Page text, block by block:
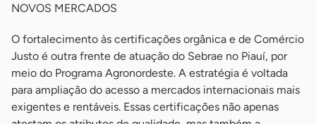
NOVOS MERCADOS
O fortalecimento às certificações orgânica e de Comércio
Justo é outra frente de atuação do Sebrae no Piauí, por
meio do Programa Agronordeste. A estratégia é voltada
para ampliação do acesso a mercados internacionais mais
exigentes e rentáveis. Essas certificações não apenas